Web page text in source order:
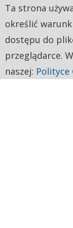
Ta strona
określić
dostępu do
przeglądarce.
naszej: Polityce